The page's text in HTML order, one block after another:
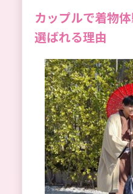
カップルで着物
選ばれる理由